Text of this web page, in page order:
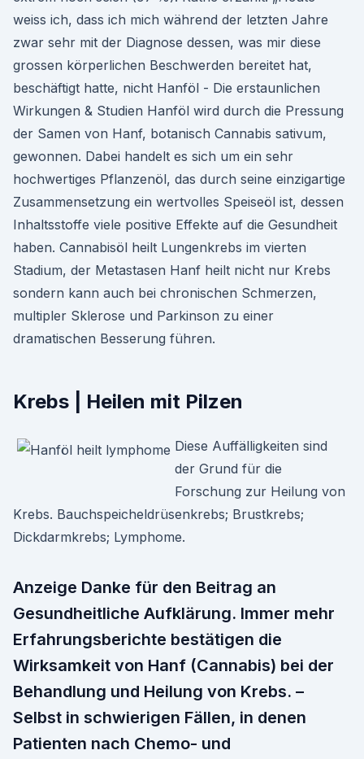
weiss ich, dass ich mich während der letzten Jahre
zwar sehr mit der Diagnose dessen, was mir diese
grossen körperlichen Beschwerden bereitet hat,
beschäftigt hatte, nicht Hanföl - Die erstaunlichen
Wirkungen & Studien Hanföl wird durch die Pressung
der Samen von Hanf, botanisch Cannabis sativum,
gewonnen. Dabei handelt es sich um ein sehr
hochwertiges Pflanzenöl, das durch seine einzigartige
Zusammensetzung ein wertvolles Speiseöl ist, dessen
Inhaltsstoffe viele positive Effekte auf die Gesundheit
haben. Cannabisöl heilt Lungenkrebs im vierten
Stadium, der Metastasen Hanf heilt nicht nur Krebs
sondern kann auch bei chronischen Schmerzen,
multipler Sklerose und Parkinson zu einer
dramatischen Besserung führen.
Krebs | Heilen mit Pilzen
Diese Auffälligkeiten sind
der Grund für die
Forschung zur Heilung von
Krebs. Bauchspeicheldrüsenkrebs; Brustkrebs;
Dickdarmkrebs; Lymphome.
Anzeige Danke für den Beitrag an
Gesundheitliche Aufklärung. Immer mehr
Erfahrungsberichte bestätigen die
Wirksamkeit von Hanf (Cannabis) bei der
Behandlung und Heilung von Krebs. –
Selbst in schwierigen Fällen, in denen
Patienten nach Chemo- und